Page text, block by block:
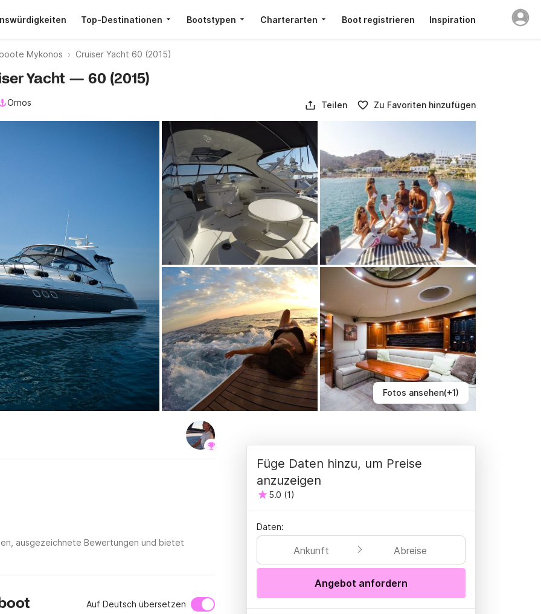
Top-Destinationen Bootstypen Charterarten Boot registrieren Inspiration
Mykonos Cruiser Yacht 60 (2015)
Fotos ansehen(+1)
Yacht — 60 (2015)
Ornos Teilen Zu Favoriten hinzufügen
ausgezeichnete Bewertungen und bietet
Auf Deutsch übersetzen
Füge Daten hinzu, um Preise
anzuzeigen
5.0 (1)
Daten:
Ankunft Abreise
Angebot anfordern